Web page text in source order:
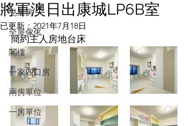
兒童房
全屋傢俬
閣樓
一家四口房
兩房單位
一房單位
將軍澳日出康城LP6B室
已更新： 2021年7月18日
簡約主人房地台床